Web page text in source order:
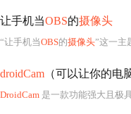
让手机当OBS的摄像头
“让手机当OBS的摄像头”这一主题涉
droidCam （可以让你的电
DroidCam 是一款功能强大且极